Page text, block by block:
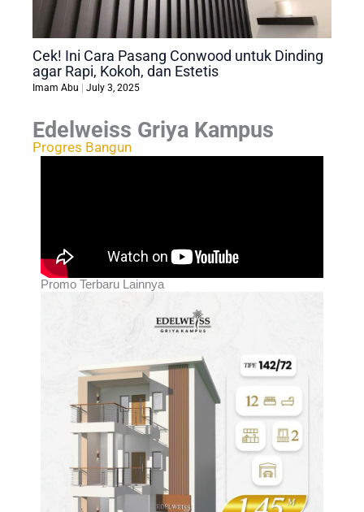
Cek! Ini Cara Pasang Conwood untuk Dinding
agar Rapi, Kokoh, dan Estetis
Imam Abu July 3, 2025
Edelweiss Griya Kampus
Progres Bangun
Promo Terbaru Lainnya